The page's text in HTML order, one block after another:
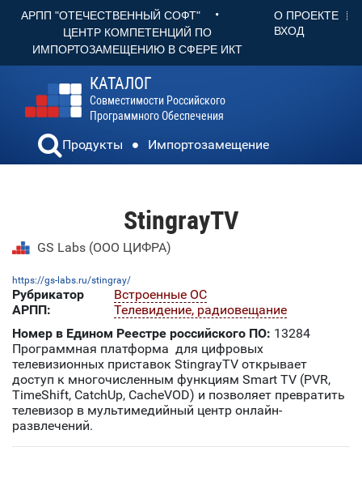
АРПП "ОТЕЧЕСТВЕННЫЙ СОФТ" •
ЦЕНТР КОМПЕТЕНЦИЙ ПО
ИМПОРТОЗАМЕЩЕНИЮ В СФЕРЕ ИКТ
О ПРОЕКТЕ
ВХОД
КАТАЛОГ
Совместимости Российского
Программного Обеспечения
Продукты Импортозамещение
StingrayTV
GS Labs (ООО ЦИФРА)
https://gs-labs.ru/stingray/
Рубрикатор
АРПП:
Встроенные ОС
Телевидение, радиовещание
Номер в Едином Реестре российского ПО: 13284
Программная платформа для цифровых
телевизионных приставок StingrayTV открывает
доступ к многочисленным функциям Smart TV (PVR,
TimeShift, CatchUp, CacheVOD) и позволяет превратить
телевизор в мультимедийный центр онлайн-
развлечений.